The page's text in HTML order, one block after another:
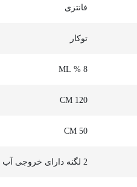
فانتزی
توکار
8 % ML
120 CM
50 CM
2 لگنه دارای خروجی آب